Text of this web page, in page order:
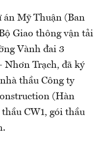
án Mỹ Thuận (Ban
Giao thông vận tải
Vành đai 3
Nhơn Trạch, đã ký
thầu Công ty
(Hàn
CW1, gói thầu